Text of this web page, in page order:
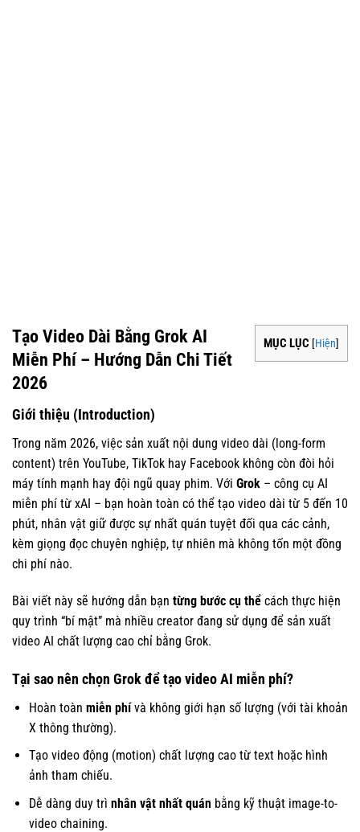
MỤC LỤC [Hiện]
Tạo Video Dài Bằng Grok AI
Miễn Phí – Hướng Dẫn Chi Tiết
2026
Giới thiệu (Introduction)
Trong năm 2026, việc sản xuất nội dung video dài (long-form
content) trên YouTube, TikTok hay Facebook không còn đòi hỏi
máy tính mạnh hay đội ngũ quay phim. Với Grok – công cụ AI
miễn phí từ xAI – bạn hoàn toàn có thể tạo video dài từ 5 đến 10
phút, nhân vật giữ được sự nhất quán tuyệt đối qua các cảnh,
kèm giọng đọc chuyên nghiệp, tự nhiên mà không tốn một đồng
chi phí nào.
Bài viết này sẽ hướng dẫn bạn từng bước cụ thể cách thực hiện
quy trình “bí mật” mà nhiều creator đang sử dụng để sản xuất
video AI chất lượng cao chỉ bằng Grok.
Tại sao nên chọn Grok để tạo video AI miễn phí?
Hoàn toàn miễn phívà không giới hạn số lượng (với tài khoản
X thông thường).
Tạo video động (motion) chất lượng cao từ text hoặc hình
ảnh tham chiếu.
Dễ dàng duy trì nhân vật nhất quán bằng kỹ thuật image-to-
video chaining.